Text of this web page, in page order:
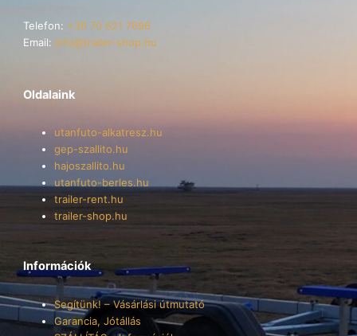
Telefon: +36 70 621 7696
Email: info@trailer-shop.hu
Oldalaink
utanfuto-alkatresz.hu
gep-szallito.hu
hajoszallito.hu
utanfuto-berles.hu
trailer-rent.hu
trailer-shop.hu
Információk
Segítünk! – Vásárlási útmutató
Garancia, Jótállás